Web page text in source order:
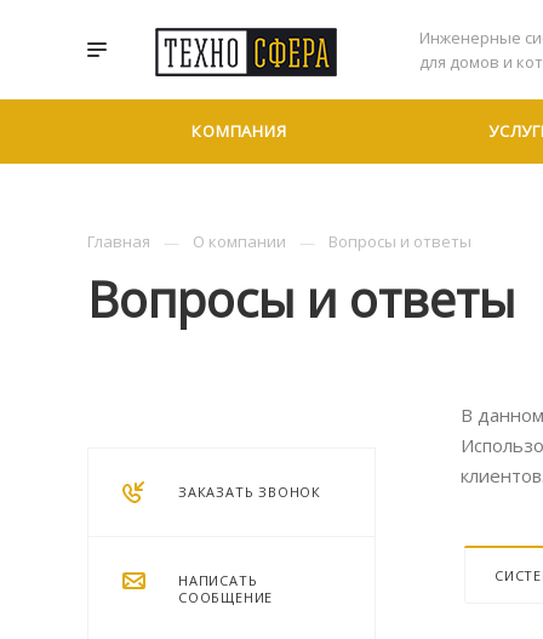
Инженерные
для домов и
КОМПАНИЯ
Главная О компании Вопросы и ответы
Вопросы и ответы
ЗАКАЗАТЬ ЗВОНОК
НАПИСАТЬ
СООБЩЕНИЕ
В
клиентов.